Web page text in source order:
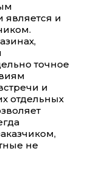
и
точное
и
отдельных
не